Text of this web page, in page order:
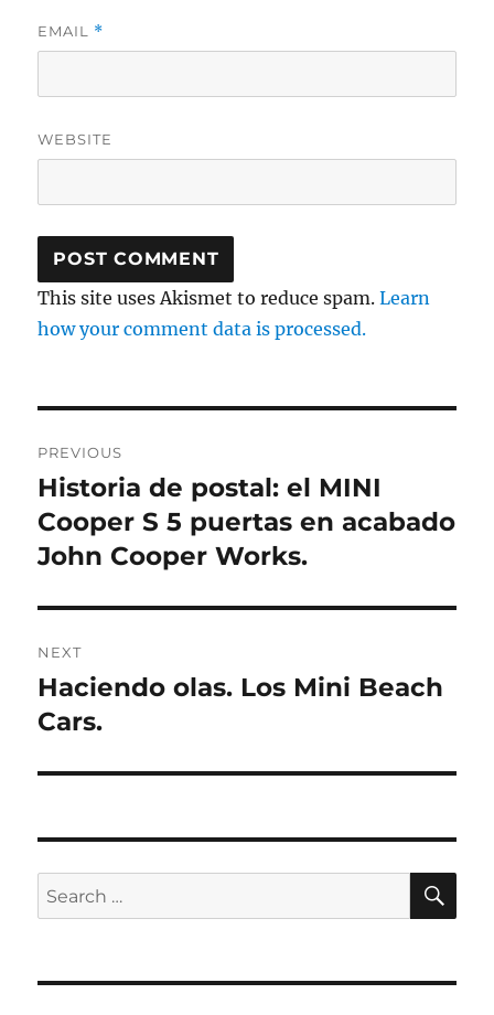
EMAIL *
WEBSITE
This site uses Akismet to reduce spam.Learn
how your comment data is processed.
navigation
PREVIOUS
Previous
post:
Historia de postal: el MINI
Cooper S 5 puertas en acabado
John Cooper Works.
NEXT
Next
post:
Haciendo olas. Los Mini Beach
Cars.
Search
for: